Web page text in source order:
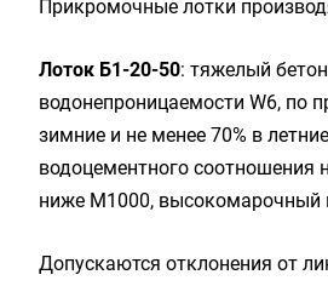
Прикромочные лотки
Лоток Б1-20-50: тяжелый
водонепроницаемости W6, по
зимние и не менее 70% в
водоцементного соотношения
ниже М1000, высокомарочный
Допускаются отклонения от